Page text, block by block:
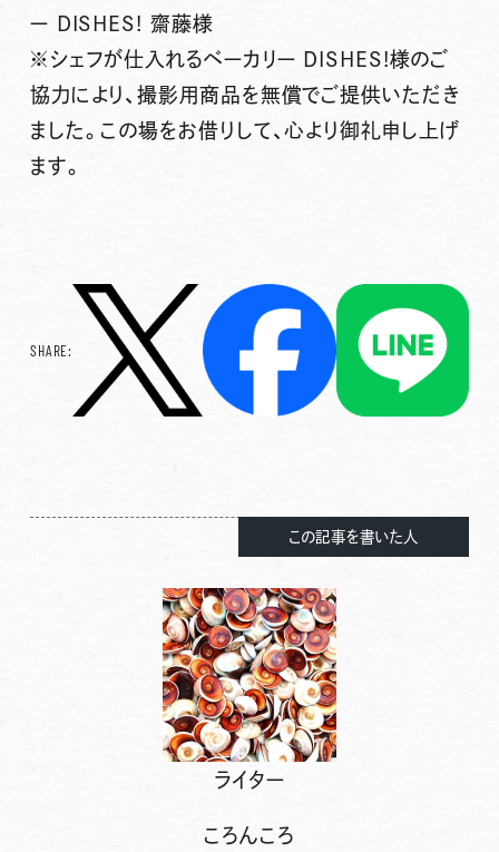
ー DISHES! 齋藤様
※シェフが仕入れるベーカリー DISHES!様のご
協力により、撮影用商品を無償でご提供いただき
ました。この場をお借りして、心より御礼申し上げ
ます。
SHARE:
この記事を書いた人
ライター
ころんころ